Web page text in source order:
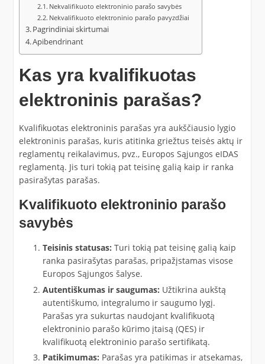
Nekvalifikuoto elektroninio parašo savybės
Nekvalifikuoto elektroninio parašo pavyzdžiai
Pagrindiniai skirtumai
Apibendrinant
Kas yra kvalifikuotas
elektroninis parašas?
Kvalifikuotas elektroninis parašas yra aukščiausio lygio
elektroninis parašas, kuris atitinka griežtus teisės aktų ir
reglamentų reikalavimus, pvz., Europos Sąjungos eIDAS
reglamentą. Jis turi tokią pat teisinę galią kaip ir ranka
pasirašytas parašas.
Kvalifikuoto elektroninio parašo
savybės
Teisinis statusas: Turi tokią pat teisinę galią kaip
ranka pasirašytas parašas, pripažįstamas visose
Europos Sąjungos šalyse.
Autentiškumas ir saugumas: Užtikrina aukštą
autentiškumo, integralumo ir saugumo lygį.
Parašas yra sukurtas naudojant kvalifikuotą
elektroninio parašo kūrimo įtaisą (QES) ir
kvalifikuotą elektroninio parašo sertifikatą.
Patikimumas: Parašas yra patikimas ir atsekamas,